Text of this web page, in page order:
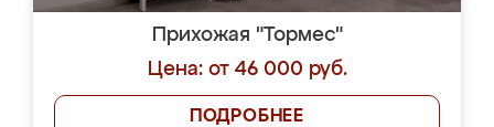
Прихожая "Тормес"
Цена: от 46 000 руб.
ПОДРОБНЕЕ